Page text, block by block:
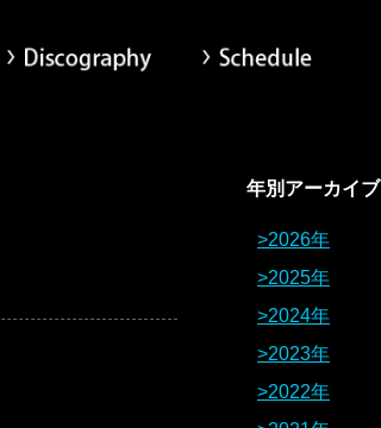
年別アーカイブ
2026年
2025年
2024年
2023年
2022年